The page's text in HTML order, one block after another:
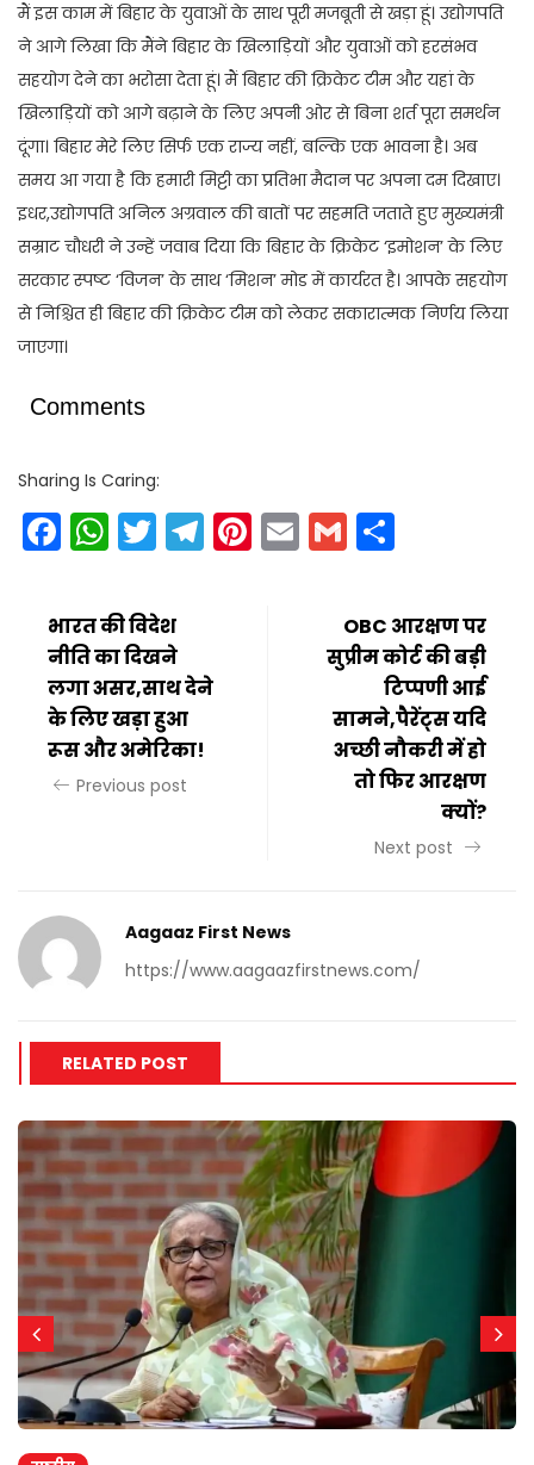
मैं इस काम में बिहार के युवाओं के साथ पूरी मजबूती से खड़ा हूं। उद्योगपति
ने आगे लिखा कि मैंने बिहार के खिलाड़ियों और युवाओं को हरसंभव
सहयोग देने का भरोसा देता हूं। मैं बिहार की क्रिकेट टीम और यहां के
खिलाड़ियों को आगे बढ़ाने के लिए अपनी ओर से बिना शर्त पूरा समर्थन
दूंगा। बिहार मेरे लिए सिर्फ एक राज्य नहीं, बल्कि एक भावना है। अब
समय आ गया है कि हमारी मिट्टी का प्रतिभा मैदान पर अपना दम दिखाए।
इधर,उद्योगपति अनिल अग्रवाल की बातों पर सहमति जताते हुए मुख्यमंत्री
सम्राट चौधरी ने उन्हें जवाब दिया कि बिहार के क्रिकेट ‘इमोशन’ के लिए
सरकार स्पष्ट ‘विजन’ के साथ ‘मिशन’ मोड में कार्यरत है। आपके सहयोग
से निश्चित ही बिहार की क्रिकेट टीम को लेकर सकारात्मक निर्णय लिया
जाएगा।
Comments
Sharing Is Caring:
Facebook
WhatsApp
Twitter
Telegram
Pinterest
EmailGmail
भारत की विदेश
नीति का दिखने
लगा असर,साथ देने
के लिए खड़ा हुआ
रूस और अमेरिका!
Previous post
OBC आरक्षण पर
सुप्रीम कोर्ट की बड़ी
टिप्पणी आई
सामने,पैरेंट्स यदि
अच्छी नौकरी में हो
तो फिर आरक्षण
क्यों?
Next post
Aagaaz First News
https://www.aagaazfirstnews.com/
RELATED POST